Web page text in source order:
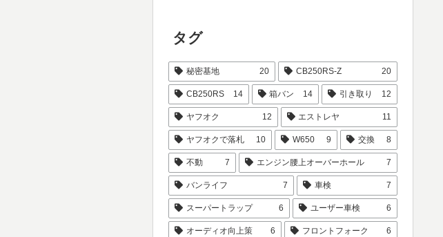
タグ
秘密基地 20 CB250RS-Z 20
CB250RS 14 箱バン 14 引き取り 12
ヤフオク 12 エストレヤ 11
ヤフオクで落札 10 W650 9 交換 8
不動 7 エンジン腰上オーバーホール 7
バンライフ 7 車検 7
スーパートラップ 6 ユーザー車検 6
オーディオ向上策 6 フロントフォーク 6